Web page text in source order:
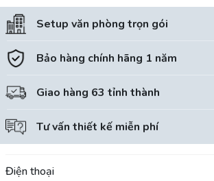
Setup văn phòng trọn gói
Bảo hàng chính hãng 1 năm
Giao hàng 63 tỉnh thành
Tư vấn thiết kế miễn phí
Điện thoại